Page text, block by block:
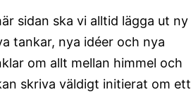
sidan ska vi alltid lägga ut ny
tankar, nya idéer och nya
om allt mellan himmel och
skriva väldigt initierat om ett